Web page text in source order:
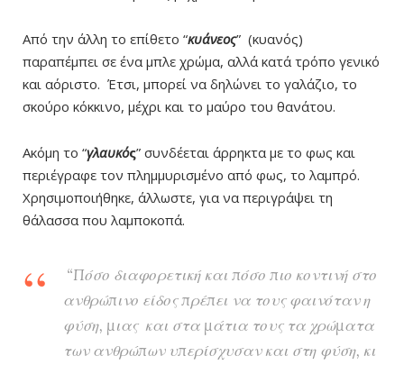
Από την άλλη το επίθετο “κυάνεος” (κυανός)
παραπέμπει σε ένα μπλε χρώμα, αλλά κατά τρόπο γενικό
και αόριστο. Έτσι, μπορεί να δηλώνει το γαλάζιο, το
σκούρο κόκκινο, μέχρι και το μαύρο του θανάτου.
Ακόμη το “γλαυκός” συνδέεται άρρηκτα με το φως και
περιέγραφε τον πλημμυρισμένο από φως, το λαμπρό.
Χρησιμοποιήθηκε, άλλωστε, για να περιγράψει τη
θάλασσα που λαμποκοπά.
“Πόσο διαφορετική και πόσο πιο κοντινή στο
ανθρώπινο είδος πρέπει να τους φαινόταν η
φύση, μιας και στα μάτια τους τα χρώματα
των ανθρώπων υπερίσχυσαν και στη φύση, κι